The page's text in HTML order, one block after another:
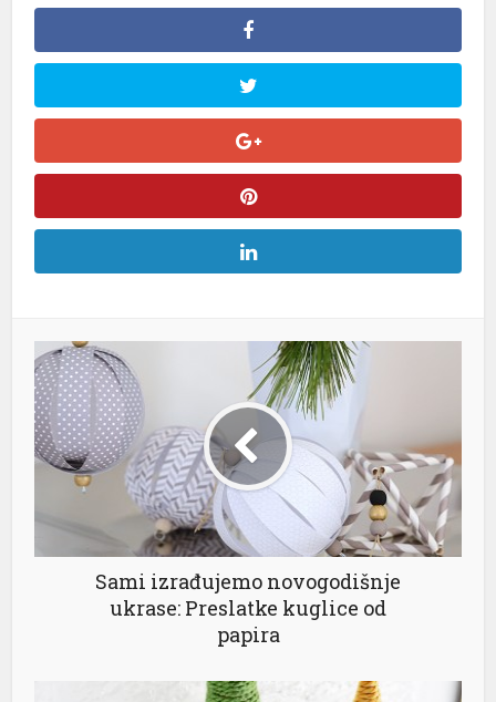
Sami izrađujemo novogodišnje
ukrase: Preslatke kuglice od
papira